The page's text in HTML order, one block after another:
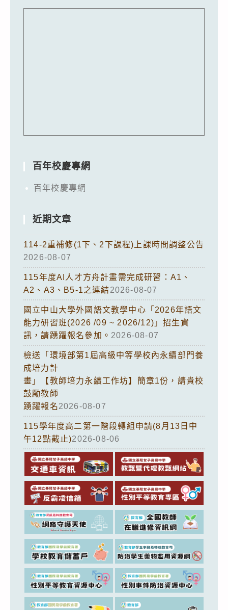
百年校慶專網
百年校慶專網
近期文章
114-2重補修(1下、2下課程)上課時間調整公告
2026-08-07
115年度AI人才方舟計畫需完成研習：A1、
A2、A3、B5-1之連結2026-08-07
國立中山大學外國語文教學中心「2026年語文
能力研習班(2026 /09 ~ 2026/12)」招生資
訊，請踴躍報名參加。 2026-08-07
檢送「環境部第1屆高級中等學校內永續部門養
成培力計
畫」【教師培力永續工作坊】簡章1份，請貴校
鼓勵教師
踴躍報名2026-08-07
115學年度高二第一階段轉組申請(8月13日中
午12點截止)2026-08-06